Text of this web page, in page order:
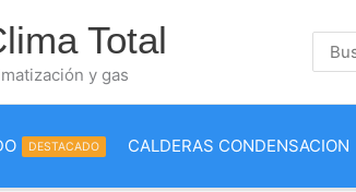
Total
y gas
Buscar
por:
DESTACADO CALDERAS CONDENSACION